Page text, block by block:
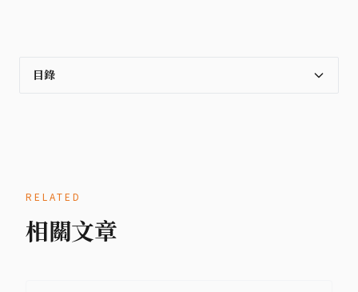
目錄
RELATED
相關文章